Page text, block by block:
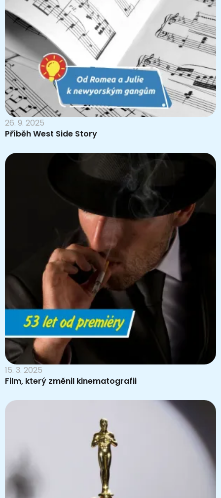
26. 9. 2025
Příběh West Side Story
15. 3. 2025
Film, který změnil kinematografii